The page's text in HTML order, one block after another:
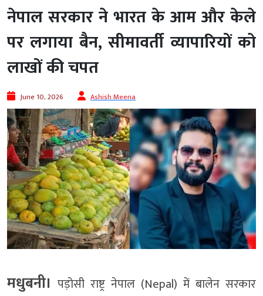
नेपाल सरकार ने भारत के आम और केले
पर लगाया बैन, सीमावर्ती व्यापारियों को
लाखों की चपत
June 10, 2026 Ashish Meena
मधुबनी। पड़ोसी राष्ट्र नेपाल (Nepal) में बालेन सरकार